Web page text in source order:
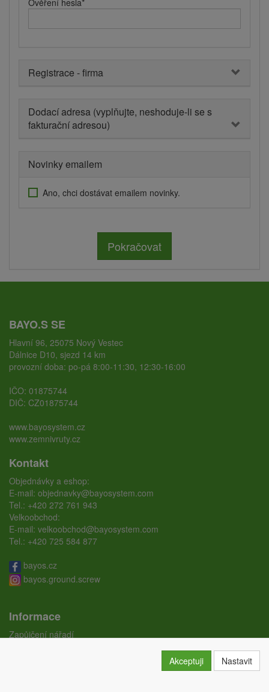
Ověření hesla*
Registrace - firma
Dodací adresa (vyplňujte, neshoduje-li se s
fakturační adresou)
Novinky emailem
Ano, chci dostávat emailem novinky.
Pokračovat
BAYO.S SE
Hlavní 96, 25075 Nový Vestec
Dálnice D10, sjezd 14 km
provozní doba: po-pá 8:00-11:30, 12:30-16:00
IČO: 01875744
DIČ: CZ01875744
www.bayosystem.cz
www.zemnivruty.cz
Kontakt
Objednávky a eshop:
E-mail: objednavky@bayosystem.com
Tel.: +420 272 761 943
Velkoobchod:
E-mail: velkoobchod@bayosystem.com
Tel.: +420 725 584 877
bayos.cz
bayos.ground.screw
Informace
Zapůjčení nářadí
Akceptuji Nastavit